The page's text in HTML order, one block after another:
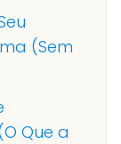
(Sem
Que a